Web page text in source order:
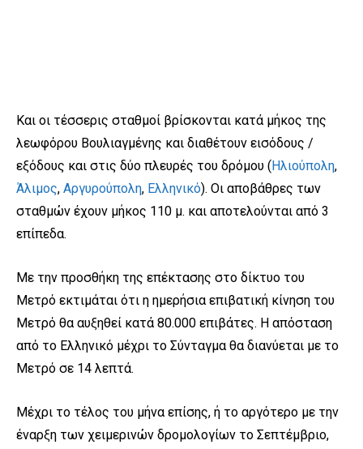
Και οι τέσσερις σταθμοί βρίσκονται κατά μήκος της
λεωφόρου Βουλιαγμένης και διαθέτουν εισόδους /
εξόδους και στις δύο πλευρές του δρόμου ( Ηλιούπολη,
Άλιμος, Αργυρούπολη, Ελληνικό). Οι αποβάθρες των
σταθμών έχουν μήκος 110 μ. και αποτελούνται από 3
επίπεδα.
Με την προσθήκη της επέκτασης στο δίκτυο του
Μετρό εκτιμάται ότι η ημερήσια επιβατική κίνηση του
Μετρό θα αυξηθεί κατά 80.000 επιβάτες. Η απόσταση
από το Ελληνικό μέχρι το Σύνταγμα θα διανύεται με το
Μετρό σε 14 λεπτά.
Μέχρι το τέλος του μήνα επίσης, ή το αργότερο με την
έναρξη των χειμερινών δρομολογίων το Σεπτέμβριο,